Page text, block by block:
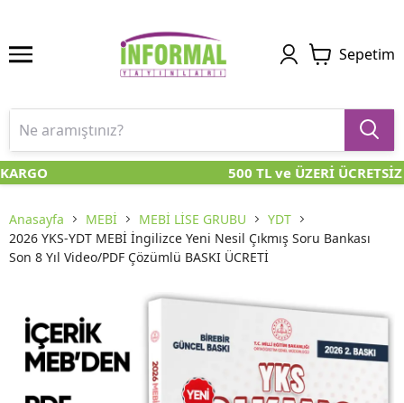
Sepetim
500 TL ve ÜZERİ ÜCRETSİZ
Anasayfa MEBİ MEBİ LİSE GRUBU
YDT
2026 YKS-YDT MEBİ İngilizce Yeni Nesil Çıkmış Soru Bankası
Son 8 Yıl Video/PDF Çözümlü BASKI ÜCRETİ